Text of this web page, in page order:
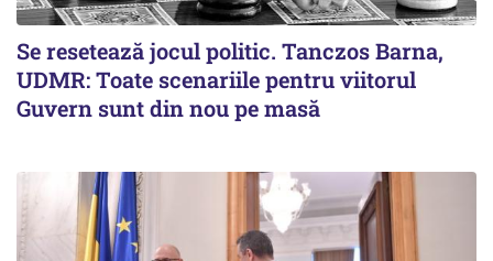
Se resetează jocul politic. Tanczos Barna,
UDMR: Toate scenariile pentru viitorul
Guvern sunt din nou pe masă